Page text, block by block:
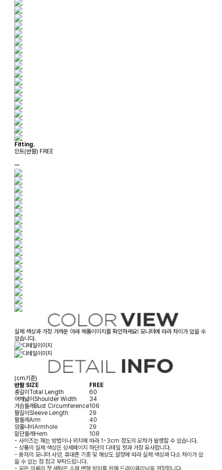
Fitting.
민트(반팔) FREE
ㅡ
실제 색상과 가장 가까운 아래 제품이미지를 확인하세요! 모니터에 따라 차이가 있을 수
있습니다.
(cm기준)
반팔 SIZE
FREE
총길이 Total Length
60
어깨넓이 Shoulder Width
34
가슴둘레 Bust Circumference106
팔길이 Sleeve Length
29
팔둘레 Arm
40
암홀너비 Armhole
29
밑단둘레 Hem
108
- 사이즈는 재는 방법이나 위치에 따라 1~3cm 정도의 오차가 발생할 수 있습니다.
- 상품의 실제 색상은 상세페이지 하단의 디테일 컷과 가장 유사합니다.
- 용자의 모니터 사양, 휴대폰 기종 및 해상도 설정에 따라 실제 색상과 다소 차이가 있
을 수 있는 점 참고 부탁드립니다.